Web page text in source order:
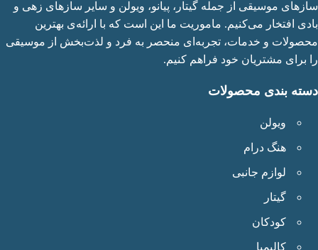
موسیقی از جمله گیتار، پیانو، ویولن و سایر سازهای زهی و
افتخار می‌کنیم. ماموریت ما این است که با ارائه‌ی بهترین
و خدمات، تجربه‌ای منحصر به فرد و لذت‌بخش از موسیقی
مشتریان خود فراهم کنیم.
بندی محصولات
ویولن
هنگ درام
لوازم جانبی
گیتار
کودکان
کالیمبا